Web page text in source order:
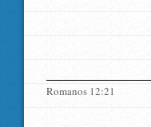
Romanos 12:21